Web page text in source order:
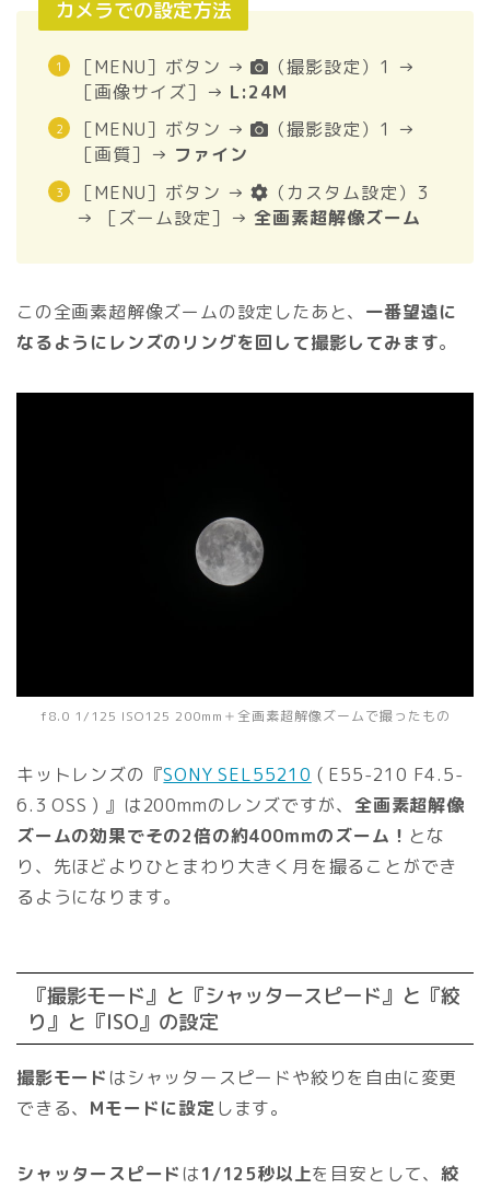
カメラでの設定方法
［MENU］ボタン →
（撮影設定）1 →
［画像サイズ］→ L:24M
［MENU］ボタン →
（撮影設定）1 →
［画質］→ ファイン
［MENU］ボタン →
（カスタム設定）3
→ ［ズーム設定］→ 全画素超解像ズーム
この全画素超解像ズームの設定したあと、 一番望遠に
なるようにレンズのリングを回して撮影してみます。
f8.0 1/125 ISO125 200mm＋全画素超解像ズームで撮ったもの
キットレンズの『SONY SEL55210 ( E55-210 F4.5-
6.3 OSS ) 』は200mmのレンズですが、 全画素超解像
ズームの効果でその2倍の約400mmのズーム ！ とな
り、先ほどよりひとまわり大きく月を撮ることができ
るようになります。
『撮影モード』と『シャッタースピード』と『絞
り』と『ISO』の設定
撮影モード はシャッタースピードや絞りを自由に変更
できる、 Mモードに設定します。
シャッタースピード は1/125秒以上を目安として、絞